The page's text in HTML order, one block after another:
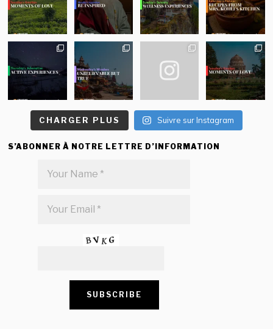
CHARGER PLUS Suivre sur Instagram
S’ABONNER À NOTRE LETTRE D’INFORMATION